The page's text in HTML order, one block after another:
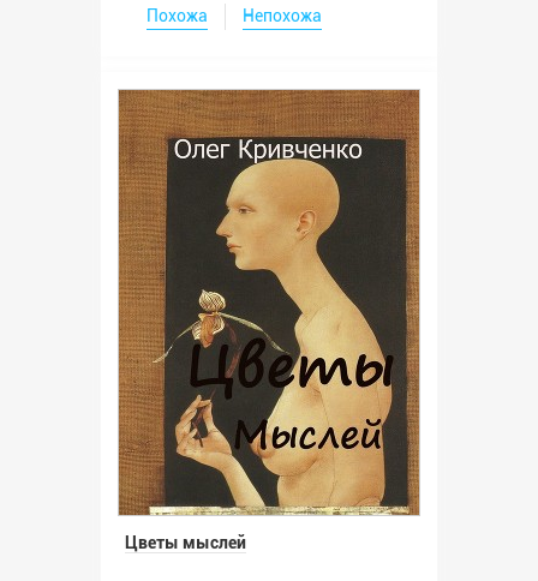
Похожа Непохожа
Цветы мыслей